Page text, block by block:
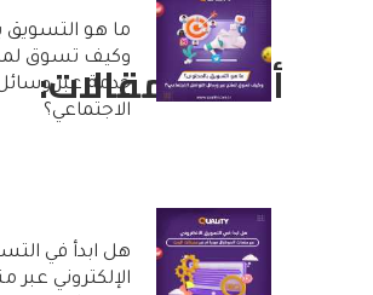
أحدث المقالات:
ما هو التسويق
وكيف تسوق
خدمة عبر
الاجتماعي؟
هل ابدأ في
الإلكتروني